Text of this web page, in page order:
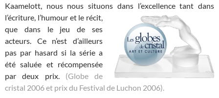
Kaamelott, nous nous situons dansl’excellence tant dans
l’écriture, l’humour et le récit,
que dans le jeu de ses
acteurs. Ce n’est d’ailleurs
pas par hasard si la série a
été saluée et récompensée
par deux prix. (Globe de
cristal 2006 et prix du Festival de Luchon 2006).